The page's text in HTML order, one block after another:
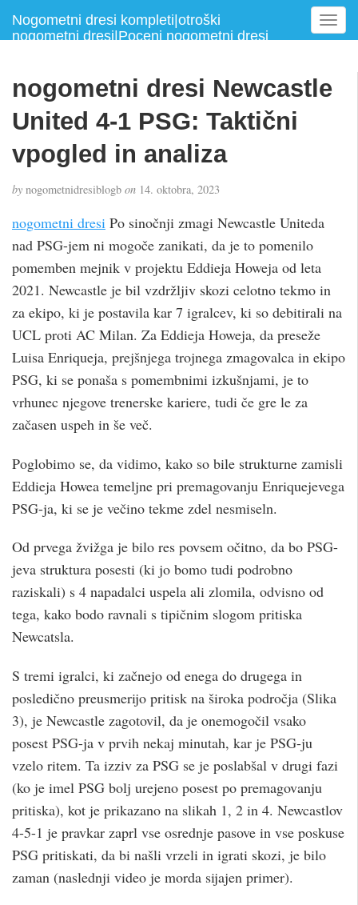
Nogometni dresi kompleti|otroški
nogometni dresi|Poceni nogometni dresi
T
o
l
n
nogometni dresi Newcastle
United 4-1 PSG: Taktični
vpogled in analiza
by nogometnidresiblogb on 14. oktobra, 2023
nogometni dresi Po sinočnji zmagi Newcastle Uniteda
nad PSG-jem ni mogoče zanikati, da je to pomenilo
pomemben mejnik v projektu Eddieja Howeja od leta
2021. Newcastle je bil vzdržljiv skozi celotno tekmo in
za ekipo, ki je postavila kar 7 igralcev, ki so debitirali na
UCL proti AC Milan. Za Eddieja Howeja, da preseže
Luisa Enriqueja, prejšnjega trojnega zmagovalca in ekipo
PSG, ki se ponaša s pomembnimi izkušnjami, je to
vrhunec njegove trenerske kariere, tudi če gre le za
začasen uspeh in še več.
Poglobimo se, da vidimo, kako so bile strukturne zamisli
Eddieja Howea temeljne pri premagovanju Enriquejevega
PSG-ja, ki se je večino tekme zdel nesmiseln.
Od prvega žvižga je bilo res povsem očitno, da bo PSG-
jeva struktura posesti (ki jo bomo tudi podrobno
raziskali) s 4 napadalci uspela ali zlomila, odvisno od
tega, kako bodo ravnali s tipičnim slogom pritiska
Newcatsla.
S tremi igralci, ki začnejo od enega do drugega in
posledično preusmerijo pritisk na široka področja (Slika
3), je Newcastle zagotovil, da je onemogočil vsako
posest PSG-ja v prvih nekaj minutah, kar je PSG-ju
vzelo ritem. Ta izziv za PSG se je poslabšal v drugi fazi
(ko je imel PSG bolj urejeno posest po premagovanju
pritiska), kot je prikazano na slikah 1, 2 in 4. Newcastlov
4-5-1 je pravkar zaprl vse osrednje pasove in vse poskuse
PSG pritiskati, da bi našli vrzeli in igrati skozi, je bilo
zaman (naslednji video je morda sijajen primer).